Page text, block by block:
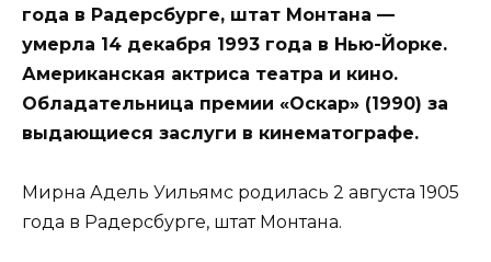
года в Радерсбурге, штат Монтана —
умерла 14 декабря 1993 года в Нью-Йорке.
Американская актриса театра и кино.
Обладательница премии «Оскар» (1990) за
выдающиеся заслуги в кинематографе.
Мирна Адель Уильямс родилась 2 августа 1905
года в Радерсбурге, штат Монтана.